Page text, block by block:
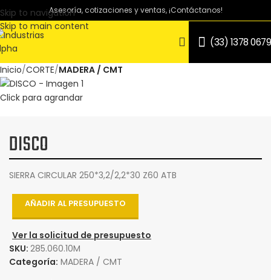
Skip to navigation
Skip to main content
Asesoría, cotizaciones y ventas, ¡Contáctanos!
(33) 1378 0679
Inicio CORTE MADERA / CMT
Click para agrandar
DISCO
SIERRA CIRCULAR 250*3,2/2,2*30 Z60 ATB
AÑADIR AL PRESUPUESTO
Ver la solicitud de presupuesto
SKU: 285.060.10M
Categoría: MADERA / CMT